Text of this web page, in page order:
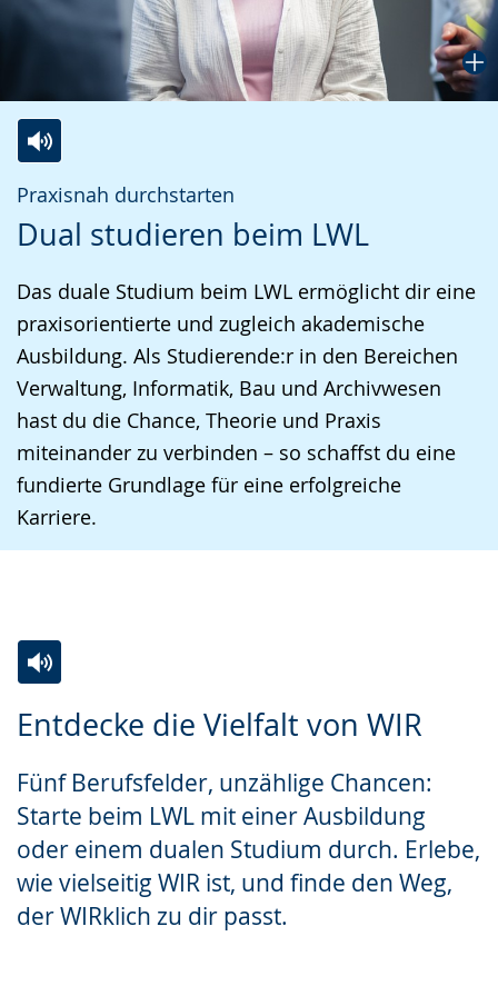
Praxisnah durchstarten
Dual studieren beim LWL
Das duale Studium beim LWL ermöglicht dir eine
praxisorientierte und zugleich akademische
Ausbildung. Als Studierende:r in den Bereichen
Verwaltung, Informatik, Bau und Archivwesen
hast du die Chance, Theorie und Praxis
miteinander zu verbinden – so schaffst du eine
fundierte Grundlage für eine erfolgreiche
Karriere.
Leichten
Sprache
Audio-
Unterstützung.
Video
in
Gebärdensprache
wird
angezeigt.
Entdecke die Vielfalt von WIR
Fünf Berufsfelder, unzählige Chancen:
Starte beim LWL mit einer Ausbildung
oder einem dualen Studium durch. Erlebe,
wie vielseitig WIR ist, und finde den Weg,
der WIRklich zu dir passt.
Leichten
wechseln.
Audio-
Video
Deutscher
Gebärdensprache
wird
angezeigt.